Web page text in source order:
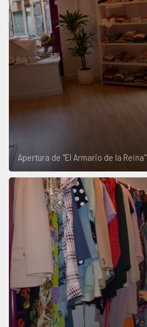
Apertura de "El Armario de la Reina"